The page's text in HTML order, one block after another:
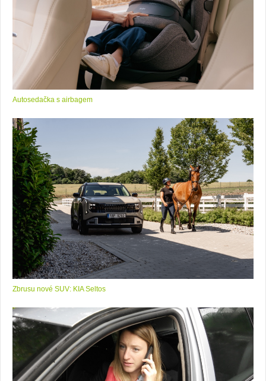
Autosedačka s airbagem
Zbrusu nové SUV: KIA Seltos